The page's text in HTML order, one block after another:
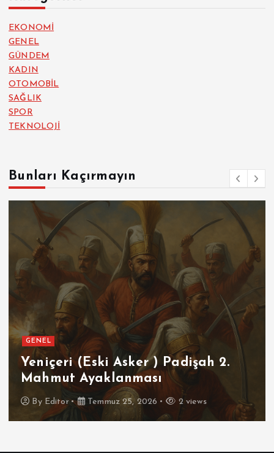
EKONOMİ
GENEL
GÜNDEM
KADIN
OTOMOBİL
SAĞLIK
SPOR
TEKNOLOJİ
Bunları Kaçırmayın
GENEL
Yeniçeri (Eski Asker ) Padişah 2.
Mahmut Ayaklanması
By Editor Temmuz 25, 2026 2 views